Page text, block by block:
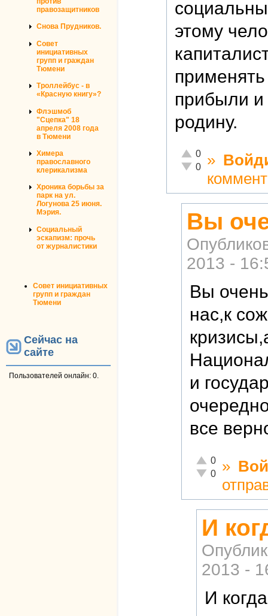
правозащитников
Снова Прудников.
Совет
инициативных
групп и граждан
Тюмени
Троллейбус - в
«Красную книгу»?
Флэшмоб
"Сцепка" 18
апреля 2008 года
в Тюмени
Химера
православного
клерикализма
Хроника борьбы за
парк на ул.
Логунова 25 июня.
Мэрия.
Социальный
эскапизм: прочь
от журналистики
Совет инициативных
групп и граждан
Тюмени
Сейчас на
сайте
Пользователей онлайн: 0.
этому
прибыли и
родину.
Отлично!
0
Неадекватно!
0 »
Вы
2013 -
Вы
нас,к
и
все
Отлично!
0
Неадекватно!
0 »
И
2013 -
И